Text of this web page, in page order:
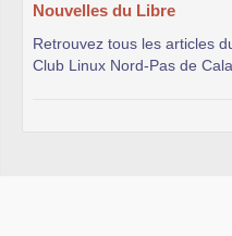
Nouvelles du Libre
Retrouvez tous les articles
Club Linux Nord-Pas de